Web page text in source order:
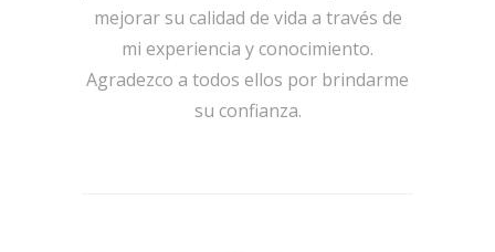
mejorar su calidad de vida a través de
mi experiencia y conocimiento.
Agradezco a todos ellos por brindarme
su confianza.